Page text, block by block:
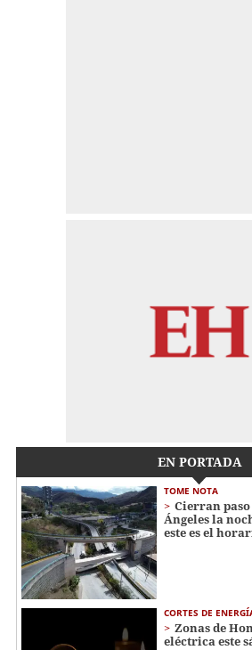
EN PORTADA
TOME NOTA
Cierran
Ángeles la
este es el
CORTES DE
Zonas de
eléctrica este